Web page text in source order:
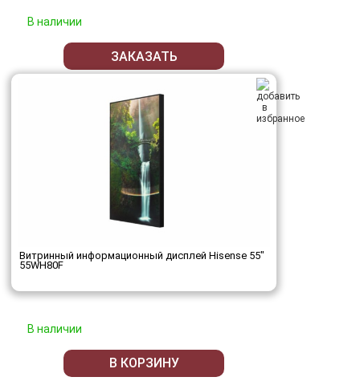
В наличии
ЗАКАЗАТЬ
Витринный информационный дисплей Hisense 55"
55WH80F
В наличии
В КОРЗИНУ